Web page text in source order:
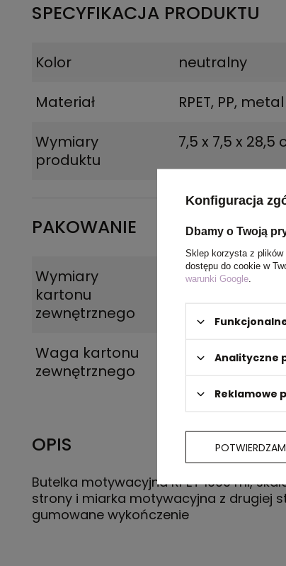
SPECYFIKACJA PRODUKTU
Kolor
neutralny
Materiał
RPET, PP, metal
Wymiary
produktu
7,5 x 7,5 x 28,5
PAKOWANIE
Wymiary
kartonu
zewnętrznego
40 x 40 x 59 cm
Waga kartonu
zewnętrznego
8,5
OPIS
Butelka motywacyjna RPET 1000 ml,
strony i miarka motywacyjna z drugiej
gumowane wykończenie
Konfiguracja
Dbamy o Twoją
Sklep korzysta z plików
dostępu do cookie w
warunki Google
Analityczne
Reklamowe